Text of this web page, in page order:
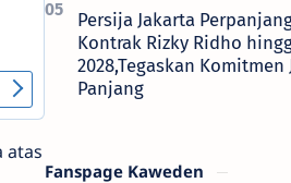
atas
Persija Jakarta
Kontrak Rizky Ridho
2028,Tegaskan Komitmen
Panjang
Fanspage Kaweden